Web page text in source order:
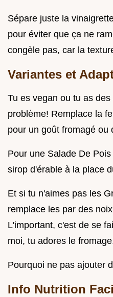
Sépare juste la
pour éviter que ça ne
congèle pas, car la
Variantes et
Tu es vegan ou tu as
problème! Remplace la
pour un goût fromagé ou
Pour une Salade De
sirop d'érable à la place
Et si tu n'aimes pas les
remplace les par des
L'important, c'est de se
moi, tu adores le
Pourquoi ne pas ajouter
Info Nutrition